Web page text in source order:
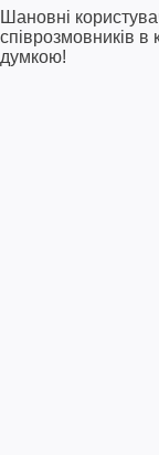
Шановні
співрозмовників в
думкою!